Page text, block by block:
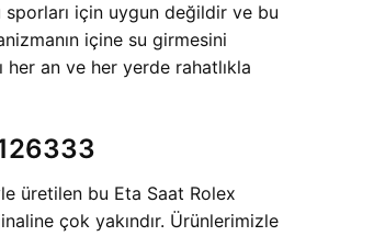
sporları için uygun değildir ve bu
içine su girmesini
her an ve her yerde rahatlıkla
üretilen bu Eta Saat Rolex
çok yakındır. Ürünlerimizle